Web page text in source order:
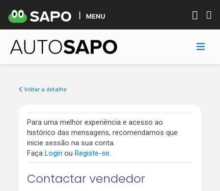
MENU
Voltar a detalhe
Para uma melhor experiência e acesso ao
histórico das mensagens, recomendamos que
inicie sessão na sua conta.
Faça Login ou Registe-se.
Contactar vendedor